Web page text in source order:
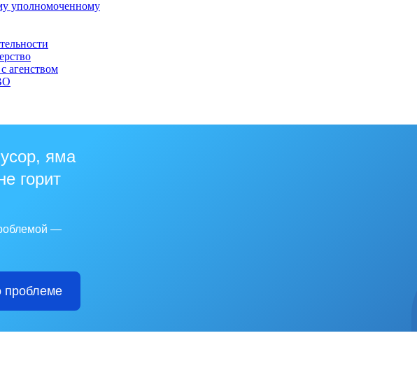
уполномоченному
агенством
яма
горит
—
проблеме